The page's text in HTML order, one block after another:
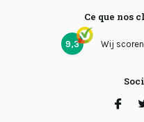
Ce que nos
9,3 Wij